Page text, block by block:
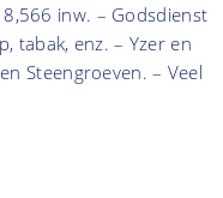
inw. – Godsdienst
tabak, enz. – Yzer en
Steengroeven. – Veel